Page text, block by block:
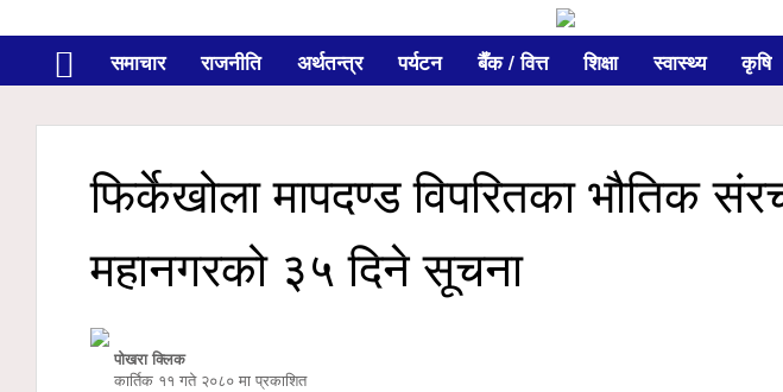
समाचार राजनीति अर्थतन्त्र पर्यटन बैँक / वित्त शिक्षा स्वास्थ्य कृषि
फिर्केखोला मापदण्ड विपरितका भौतिक
महानगरको ३५ दिने सूचना
पोखरा क्लिक
कार्तिक ११ गते २०८० मा प्रकाशित